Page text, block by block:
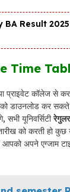
Result
Time
प्राइवेट कॉलेज से
डाउनलोड कर
सभी यूनिवर्सिटी
को करती हो कुछ
अपने एग्जाम